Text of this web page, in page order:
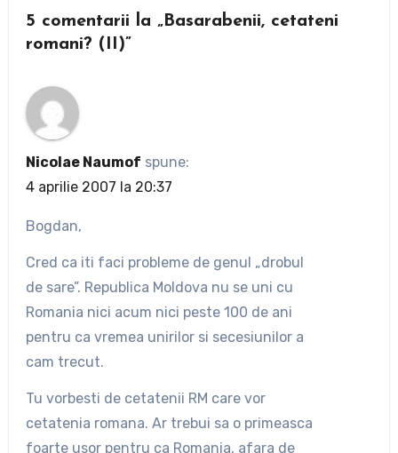
5 comentarii la „Basarabenii, cetateni
romani? (II)”
Nicolae Naumof spune:
4 aprilie 2007 la 20:37
Bogdan,
Cred ca iti faci probleme de genul „drobul
de sare”. Republica Moldova nu se uni cu
Romania nici acum nici peste 100 de ani
pentru ca vremea unirilor si secesiunilor a
cam trecut.
Tu vorbesti de cetatenii RM care vor
cetatenia romana. Ar trebui sa o primeasca
foarte usor pentru ca Romania, afara de